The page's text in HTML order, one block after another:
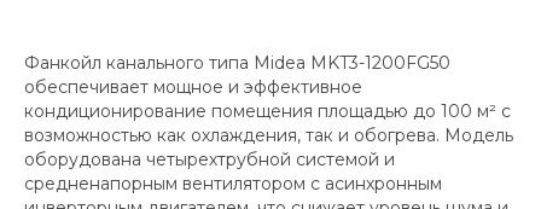
Фанкойл канального типа Midea MKT3-1200FG50
обеспечивает мощное и эффективное
кондиционирование помещения площадью до 100 м² с
возможностью как охлаждения, так и обогрева. Модель
оборудована четырехтрубной системой и
средненапорным вентилятором с асинхронным